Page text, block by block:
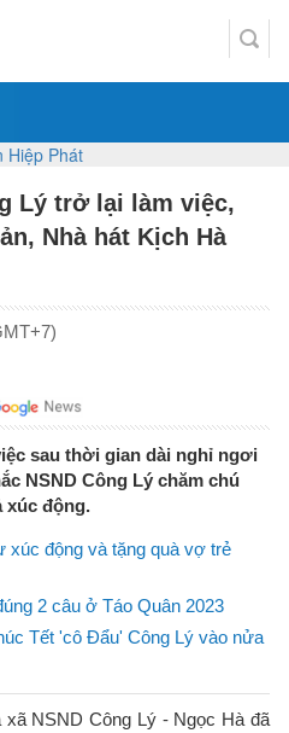
Lý trở lại làm việc,
Nhà hát Kịch Hà
sau thời gian dài nghỉ ngơi
NSND Công Lý chăm chú
xúc động.
xúc động và tặng quà vợ trẻ
2 câu ở Táo Quân 2023
Tết 'cô Đẩu' Công Lý vào nửa
xã NSND Công Lý - Ngọc Hà đã